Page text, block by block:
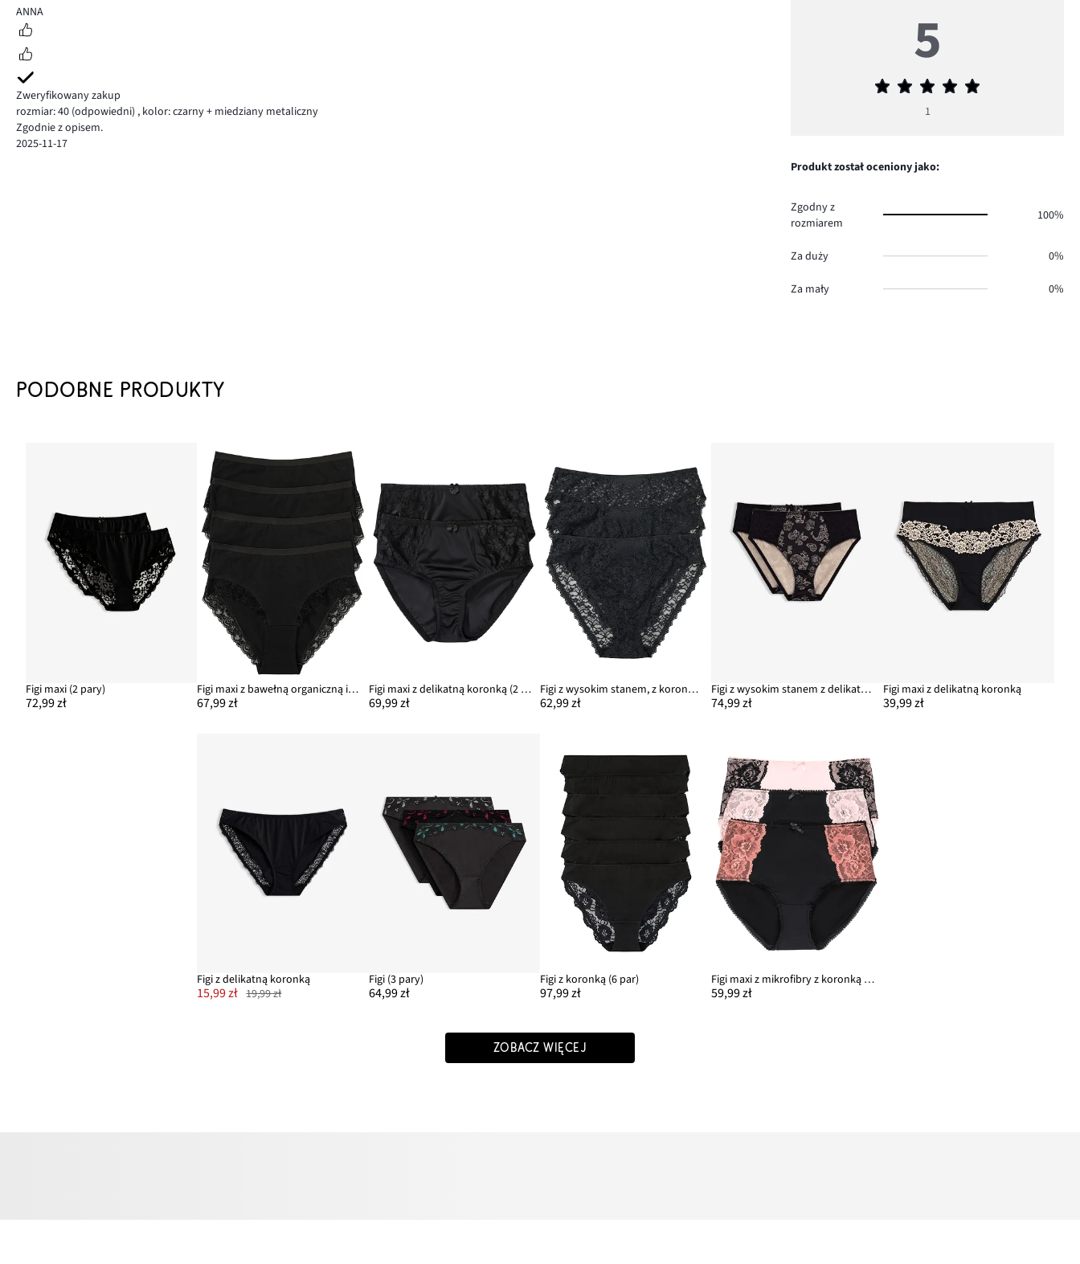
5
ANNA
Zweryfikowany zakup
rozmiar: 40 (odpowiedni) , kolor: czarny + miedziany metaliczny
Zgodnie z opisem.
2025-11-17
5
Średnia
5
1
Produkt został oceniony jako:
Zgodny z
rozmiarem
100%
Za duży 0%
Za mały 0%
PODOBNE PRODUKTY
Figi maxi (2 pary)
72,99 zł
Figi maxi z bawełną organiczną i koronką (4 pary)
67,99 zł
Figi maxi z delikatną koronką (2 pary)
69,99 zł
Figi z wysokim stanem, z koronki z recyklingu z wysokim wycięciem nogawek (3 pary)
62,99 zł
Figi z wysokim stanem z delikatną koronką (2 szt.)
74,99 zł
Figi maxi z delikatną koronką
39,99 zł
Figi z delikatną koronką
15,99 zł 19,99 zł
Figi (3 pary)
64,99 zł
Figi z koronką (6 par)
97,99 zł
Figi maxi z mikrofibry z koronką (3 pary)
59,99 zł
ZOBACZ WIĘCEJ